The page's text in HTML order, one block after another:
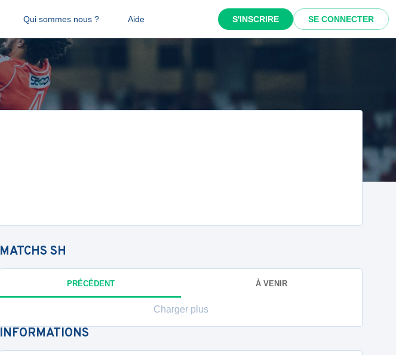
Qui sommes nous ? Aide S'INSCRIRE SE CONNECTER
MATCHS SH
PRÉCÉDENT À VENIR
Charger plus
INFORMATIONS